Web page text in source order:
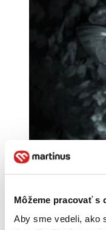
Môžeme pracovať s
Aby sme vedeli, ako